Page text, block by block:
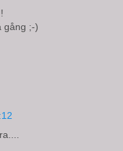
gång ;-)